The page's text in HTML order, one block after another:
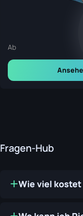
Ab
Fragen-Hub
Wie viel kostet